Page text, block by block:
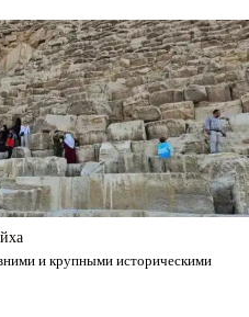
и крупными историческими